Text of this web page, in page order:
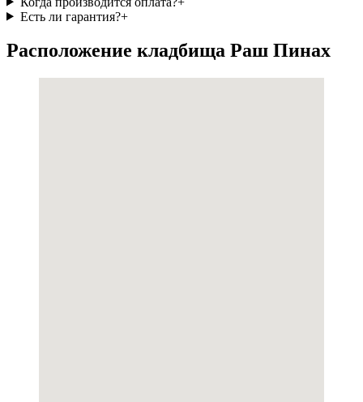
Есть ли гарантия?+
Расположение кладбища Раш Пинах